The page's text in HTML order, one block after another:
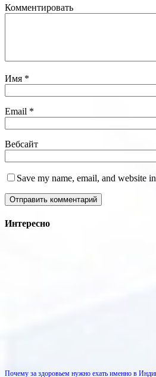
Комментировать
Имя *
Email *
Вебсайт
Save my name, email, and website
Интересно
Почему за здоровьем нужно ехать именно в